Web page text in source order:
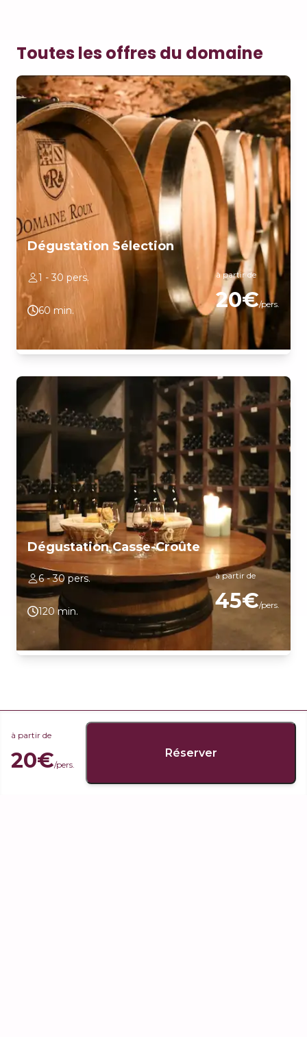
à partir de
20€/pers.
Réserver
Toutes les offres du domaine
Découvrez l'essence de la Bourgogne au Domaine Roux lors
d'une séance de dégustation animée par Régis Roux.
de nos meilleurs vins. Chaque verre raconte l'histoire de notre
terroir, héritée de cinq générations de passion et de savoir-faire.
ATTENTION : appelez Régis 10 min avant votre arrivée au
0607483613
1 - 30 pers.
60 min.
à partir de
20€/pers.
Dégustation Sélection
Découvrez l'essence de la Bourgogne au Domaine Roux lors
d'une expérience gustative inédite, alliant le charme d'un casse-
cuvées d'exception. ATTENTION : appelez Régis 10 min avant
votre arrivée au 0607483613
6 - 30 pers.
120 min.
à partir de
45€/pers.
Dégustation Casse-Croûte